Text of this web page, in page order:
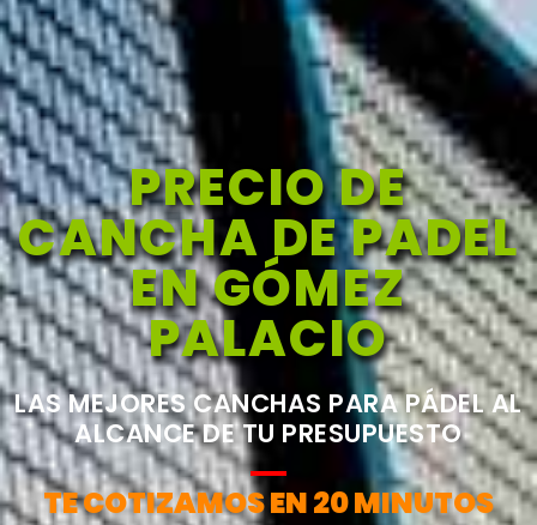
PRECIO DE
CANCHA DE PADEL
EN GÓMEZ
PALACIO
LAS MEJORES CANCHAS PARA PÁDEL AL
ALCANCE DE TU PRESUPUESTO
TE COTIZAMOS EN 20 MINUTOS